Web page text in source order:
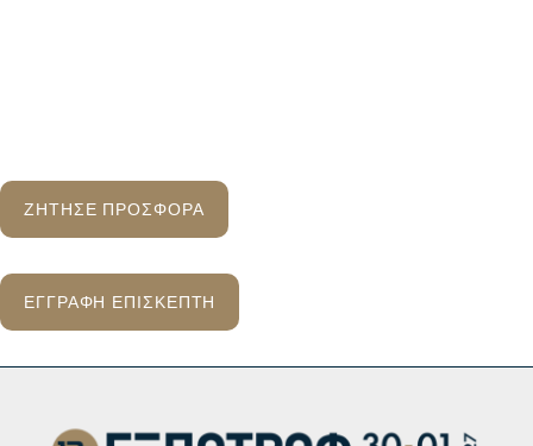
ΖΗΤΗΣΕ ΠΡΟΣΦΟΡΑ
ΕΓΓΡΑΦΗ ΕΠΙΣΚΕΠΤΗ